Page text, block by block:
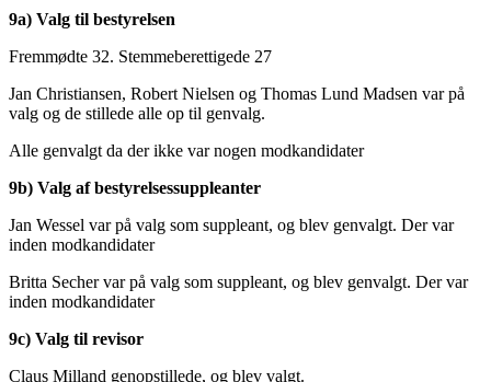
9a) Valg til bestyrelsen
Fremmødte 32. Stemmeberettigede 27
Jan Christiansen, Robert Nielsen og Thomas Lund Madsen var på
valg og de stillede alle op til genvalg.
Alle genvalgt da der ikke var nogen modkandidater
9b) Valg af bestyrelsessuppleanter
Jan Wessel var på valg som suppleant, og blev genvalgt. Der var
inden modkandidater
Britta Secher var på valg som suppleant, og blev genvalgt. Der var
inden modkandidater
9c) Valg til revisor
Claus Milland genopstillede, og blev valgt.